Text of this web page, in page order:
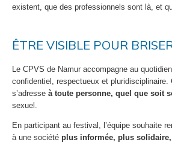
existent, que des professionnels sont là, et
ÊTRE VISIBLE POUR
Le CPVS de Namur accompagne au
confidentiel, respectueux et
s’adresse à toute personne, quel que soit
sexuel.
En participant au festival, l’équipe souhaite
à une société plus informée, plus